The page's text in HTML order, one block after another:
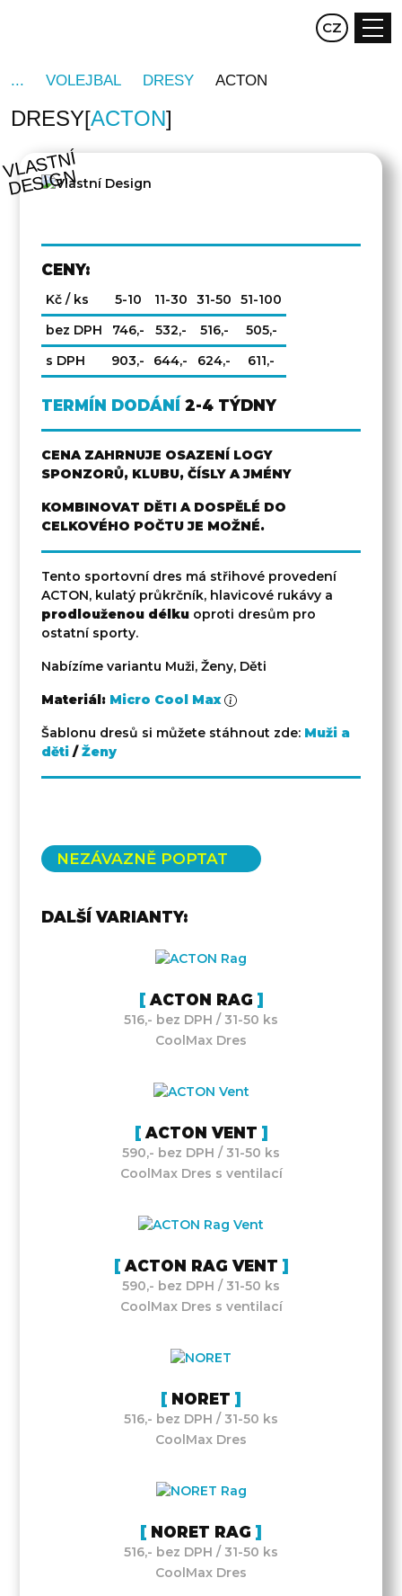
EN DE
CZ
VOLEJBAL DRESY ACTON
DRESY ACTON
V
L
A
S
T
NÍ
D
E
SI
G
N
CENY:
Kč / ks 5-10 11-30 31-50
51-100
bez DPH
746,- 532,- 516,-
505,-
s DPH
903,- 644,- 624,- 611,-
TERMÍN DODÁNÍ 2-4 TÝDNY
CENA ZAHRNUJE OSAZENÍ LOGY
SPONZORŮ, KLUBU, ČÍSLY A JMÉNY
KOMBINOVAT DĚTI A DOSPĚLÉ DO
CELKOVÉHO POČTU JE MOŽNÉ.
Tento sportovní dres má střihové provedení
ACTON, kulatý průkrčník, hlavicové rukávy a
prodlouženou délku oproti dresům pro
ostatní sporty.
Nabízíme variantu Muži, Ženy, Děti
Materiál: Micro Cool Max
Šablonu dresů si můžete stáhnout zde: Muži a
děti /Ženy
NEZÁVAZNĚ POPTAT
DALŠÍ VARIANTY:
ACTON RAG
516,- bez DPH / 31-50 ks
CoolMax Dres
ACTON VENT
590,- bez DPH / 31-50 ks
CoolMax Dres s ventilací
ACTON RAG VENT
590,- bez DPH / 31-50 ks
CoolMax Dres s ventilací
NORET
516,- bez DPH / 31-50 ks
CoolMax Dres
NORET RAG
516,- bez DPH / 31-50 ks
CoolMax Dres